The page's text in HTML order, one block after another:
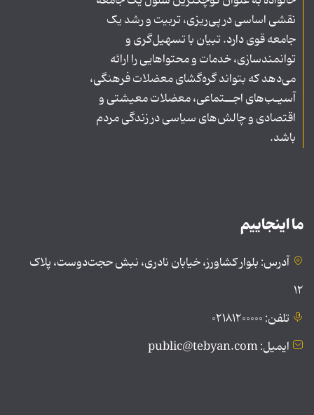
نقشی اساسی در پی‌ریزی، تربیت و رشد یک
جامعه قوی دارد. تبیان با تسهیل‌گری و
توانمندسازی، خدمات و محتواهایی را ارائه
می‌دهد که بتواند گره‌گشای معضلات فرهنگی،
آسیـب‌های اجــتماعی، معضلات معیشتی و
اقتصادی و چالش‌های سیاسی در زندگی مردم
باشد.
ما اینجاییم
آدرس: بلوار کشاورز، خیابان نادری، نبش حجت‌دوست، پلاک
۱۲
تلفن: ۰۲۱۸۱۲۰۰۰۰۰
ایمیل: public@tebyan.com